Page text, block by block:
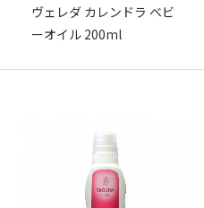
ヴェレダ カレンドラ ベビ
ーオイル 200ml